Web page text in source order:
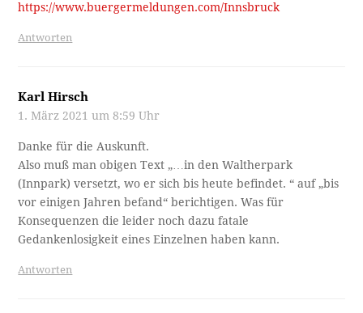
https://www.buergermeldungen.com/Innsbruck
Antworten
Karl Hirsch
1. März 2021 um 8:59 Uhr
Danke für die Auskunft.
Also muß man obigen Text „…in den Waltherpark
(Innpark) versetzt, wo er sich bis heute befindet. “ auf „bis
vor einigen Jahren befand“ berichtigen. Was für
Konsequenzen die leider noch dazu fatale
Gedankenlosigkeit eines Einzelnen haben kann.
Antworten